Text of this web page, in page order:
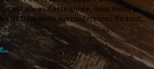
c’est par ici. Cette année, nous avons pu
UX Days dédié aux conférences. En tout,